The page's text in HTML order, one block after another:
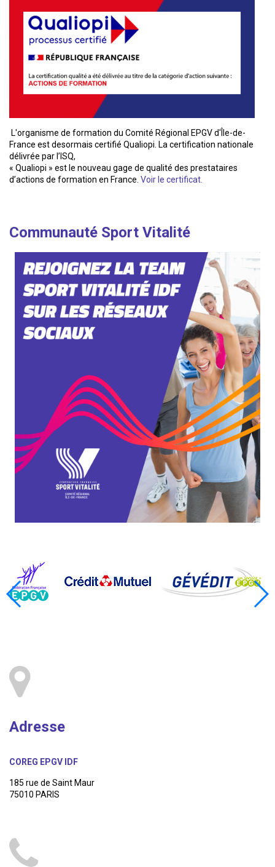
L'organisme de formation du Comité Régional EPGV d'Île-de-
France est desormais certifié Qualiopi. La certification nationale
délivrée par l’ISQ,
« Qualiopi » est le nouveau gage de qualité des prestataires
d’actions de formation en France. Voir le certificat.
Communauté Sport Vitalité
Adresse
COREG EPGV IDF
185 rue de Saint Maur
75010 PARIS